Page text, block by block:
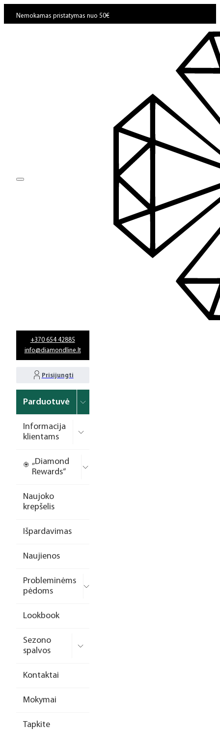
Nemokamas pristatymas nuo 50€
+370 654 42885
info@diamondline.lt
Prisijungti
Parduotuvė
Informacija
klientams
„Diamond
Rewards“
Naujoko
krepšelis
Išpardavimas
Naujienos
Probleminėms
pėdoms
Lookbook
Sezono
spalvos
Kontaktai
Mokymai
Tapkite